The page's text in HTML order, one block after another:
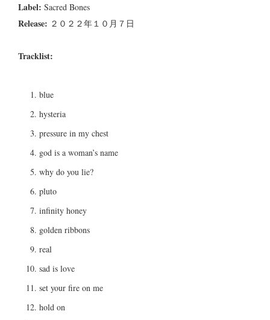
Label: Sacred Bones
Release: ２０２２年１０月７日
Tracklist:
blue
hysteria
pressure in my chest
god is a woman’s name
why do you lie?
pluto
infinity honey
golden ribbons
real
sad is love
set your fire on me
hold on